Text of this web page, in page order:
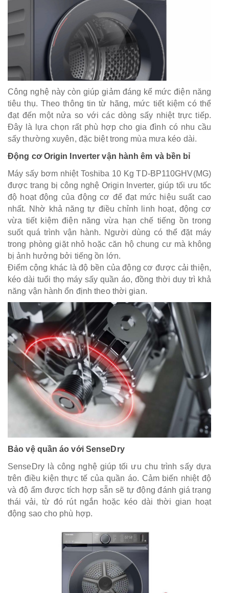
Công nghệ này còn giúp giảm đáng kể mức điện năng
tiêu thụ. Theo thông tin từ hãng, mức tiết kiệm có thể
đạt đến một nửa so với các dòng sấy nhiệt trực tiếp.
Đây là lựa chọn rất phù hợp cho gia đình có nhu cầu
sấy thường xuyên, đặc biệt trong mùa mưa kéo dài.
Động cơ Origin Inverter vận hành êm và bền bỉ
Máy sấy bơm nhiệt Toshiba 10 Kg TD-BP110GHV(MG)
được trang bị công nghệ Origin Inverter, giúp tối ưu tốc
độ hoạt động của động cơ để đạt mức hiệu suất cao
nhất. Nhờ khả năng tự điều chỉnh linh hoạt, động cơ
vừa tiết kiệm điện năng vừa hạn chế tiếng ồn trong
suốt quá trình vận hành. Người dùng có thể đặt máy
trong phòng giặt nhỏ hoặc căn hộ chung cư mà không
bị ảnh hưởng bởi tiếng ồn lớn.
Điểm cộng khác là độ bền của động cơ được cải thiện,
kéo dài tuổi thọ máy sấy quần áo, đồng thời duy trì khả
năng vận hành ổn định theo thời gian.
Bảo vệ quần áo với SenseDry
SenseDry là công nghệ giúp tối ưu chu trình sấy dựa
trên điều kiện thực tế của quần áo. Cảm biến nhiệt độ
và độ ẩm được tích hợp sẵn sẽ tự động đánh giá trạng
thái vải, từ đó rút ngắn hoặc kéo dài thời gian hoạt
động sao cho phù hợp.